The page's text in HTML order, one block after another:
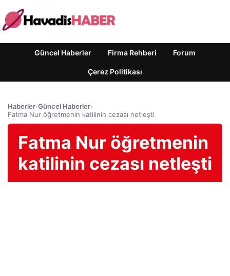
Güncel Haberler Firma Rehberi Forum
Çerez Politikası
Haberler›Güncel Haberler›
Fatma Nur öğretmenin katilinin cezası netleşti
Fatma Nur öğretmenin
katilinin cezası netleşti